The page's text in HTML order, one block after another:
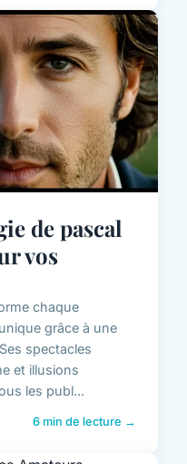
de pascal
vos
chaque
grâce à une
spectacles
et illusions
les publ...
6 min de lecture →